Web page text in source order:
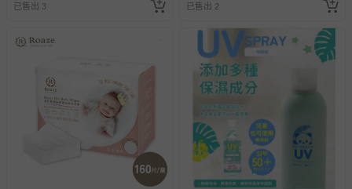
已售出 3 已售出 2